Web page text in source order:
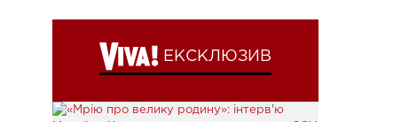
ЕКСКЛЮЗИВ